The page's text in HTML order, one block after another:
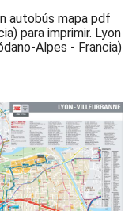
autobús mapa pdf
para imprimir. Lyon
Alpes - Francia)